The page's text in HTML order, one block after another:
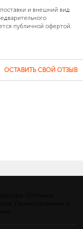
и внешний вид
публичной офертой.
ОСТАВИТЬ СВОЙ ОТЗЫВ